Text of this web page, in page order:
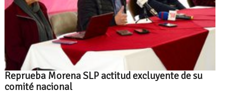
Reprueba Morena SLP actitud excluyente de su
comité nacional